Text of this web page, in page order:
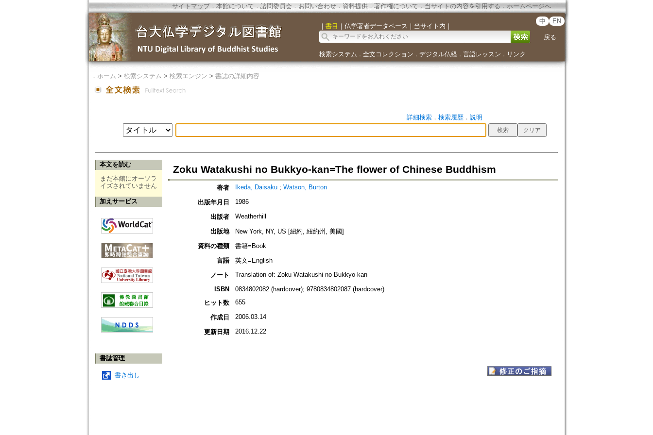
サイトマップ．本館について ． 諮問委員会． お問い合わせ． 資料提供． 著作権について．当サイトの内容を引用する ． ホームページへ
｜ 書目 ｜ 仏学著者データベース ｜ 当サイト内 ｜
中 EN
戻る
検索システム ． 全文コレクション ． デジタル仏経． 言語レッスン ． リンク
． ホーム > 検索システム > 検索エンジン > 書誌の詳細内容
詳細検索． 検索履歴． 説明
本文を読む
まだ本館にオーソラ
イズされていません
加えサービス
書誌管理
書き出し
Zoku Watakushi no Bukkyo-kan=The flower of Chinese Buddhism
著者 Ikeda, Daisaku ; Watson, Burton
出版年月日 1986
出版者 Weatherhill
出版地
New York, NY, US [紐約, 紐約州, 美國]
資料の種類
書籍=Book
言語
英文=English
ノート
Translation of: Zoku Watakushi no Bukkyo-kan
ISBN
0834802082 (hardcover); 9780834802087 (hardcover)
ヒット数
655
作成日 2006.03.14
更新日期 2016.12.22